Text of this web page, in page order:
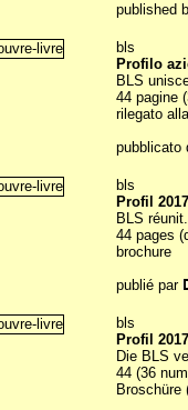
published
bls
Profilo
BLS
44 pagine
rilegato
pubblicato
bls
Profil 2017
BLS réunit.
44 pages
brochure
publié par
bls
Profil 2017
Die BLS
44 (36
Broschüre